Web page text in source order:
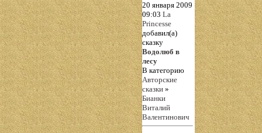
20 января 2009
09:03 La
Princesse
добавил(а)
сказку
Водолюб в
лесу
В категорию
Авторские
сказки »
Бианки
Виталий
Валентинович